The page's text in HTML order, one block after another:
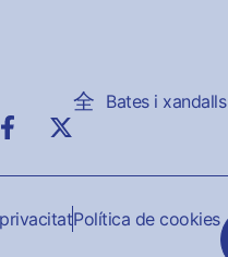
Bates i xandalls
Política de cookies